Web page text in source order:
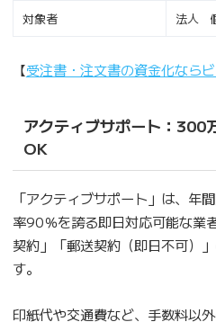
対象者 法人
【受注書・注文書の資金化なら
アクティブサポート：300
OK
「アクティブサポート」は、
率90％を誇る即日対応可能な業
契約」「郵送契約（即日不可）
す。
印紙代や交通費など、手数料以